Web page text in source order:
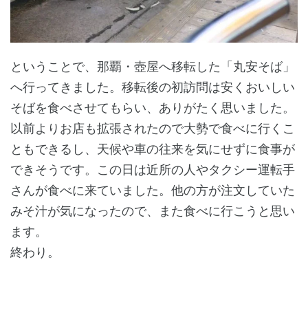
ということで、那覇・壺屋へ移転した「丸安そば」
へ行ってきました。移転後の初訪問は安くおいしい
そばを食べさせてもらい、ありがたく思いました。
以前よりお店も拡張されたので大勢で食べに行くこ
ともできるし、天候や車の往来を気にせずに食事が
できそうです。この日は近所の人やタクシー運転手
さんが食べに来ていました。他の方が注文していた
みそ汁が気になったので、また食べに行こうと思い
ます。
終わり。